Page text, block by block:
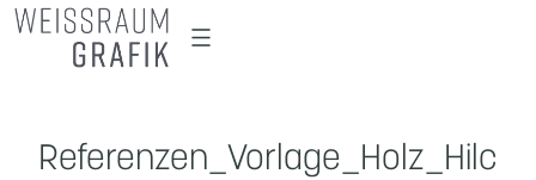
Zum
Inhalt
springen
Referenzen_Vorlage_Holz_Hilc